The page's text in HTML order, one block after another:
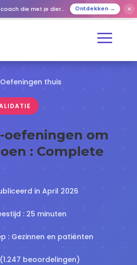
die met je dierbaren speelt Ontdekken → ✕
Oefeningen thuis
oefeningen om
: Complete
in April 2026
: 25 minuten
: Gezinnen en patiënten
beoordelingen)